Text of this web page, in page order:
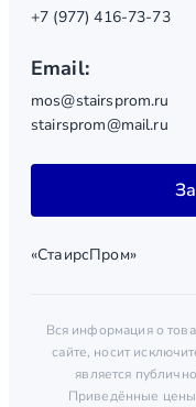
+7 (977) 416-73-73
Email:
mos@stairsprom.ru
stairsprom@mail.ru
«СтаирсПром»
Вся информация о
сайте, носит
является
Приведённые цены